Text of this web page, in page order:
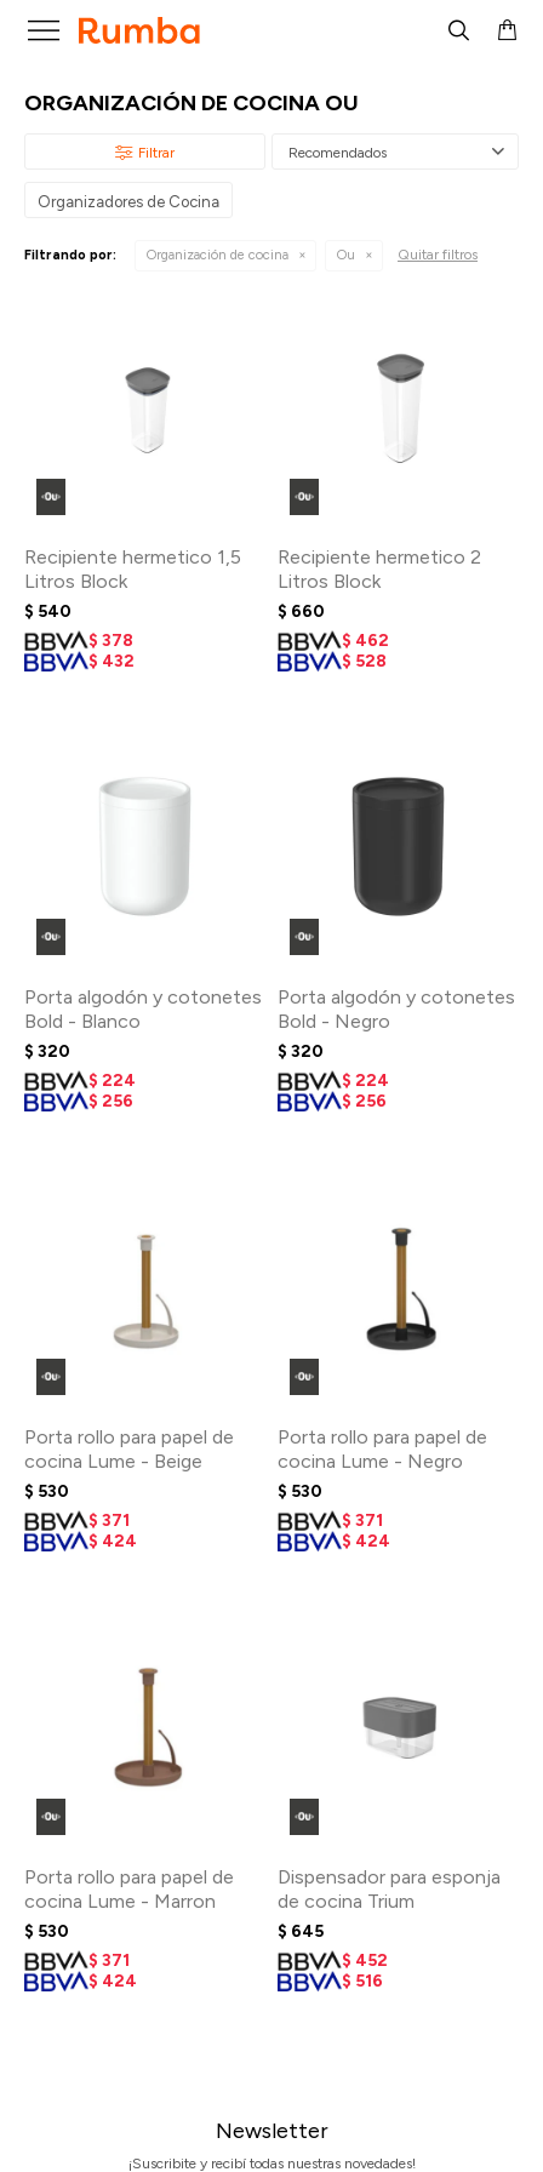

ORGANIZACIÓN DE COCINA OU
Recomendados
Organizadores de Cocina
Filtrando por: Organización de cocina Ou Quitar filtros
Recipiente hermetico 1,5
Litros Block
$ 540
$ 378
$ 432
Recipiente hermetico 2
Litros Block
$ 660
$ 462
$ 528
Porta algodón y cotonetes
Bold - Blanco
$ 320
$ 224
$ 256
Porta algodón y cotonetes
Bold - Negro
$ 320
$ 224
$ 256
Porta rollo para papel de
cocina Lume - Beige
$ 530
$ 371
$ 424
Porta rollo para papel de
cocina Lume - Negro
$ 530
$ 371
$ 424
Porta rollo para papel de
cocina Lume - Marron
$ 530
$ 371
$ 424
Dispensador para esponja
de cocina Trium
$ 645
$ 452
$ 516
Newsletter
¡Suscribite y recibí todas nuestras novedades!